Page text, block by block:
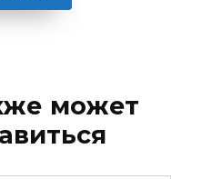
может